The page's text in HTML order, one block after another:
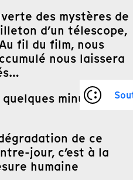
des mystères de
d’un télescope,
fil du film, nous
nous laissera
minutes
de ce
jour, c’est à la
humaine